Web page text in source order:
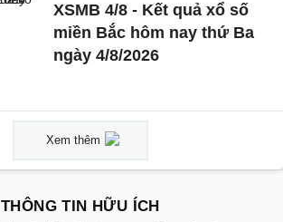
XSMB 4/8 - Kết quả xổ số
miền Bắc hôm nay thứ Ba
ngày 4/8/2026
Xem thêm
THÔNG TIN HỮU ÍCH